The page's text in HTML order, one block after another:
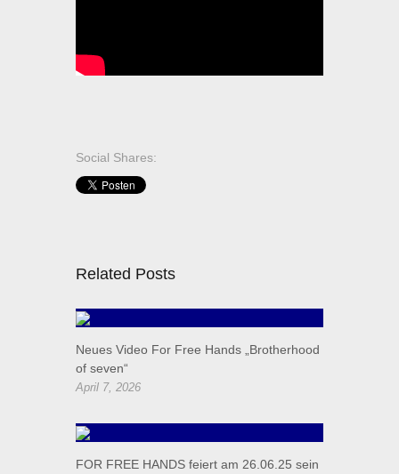
Social Shares:
Related Posts
Neues Video For Free Hands „Brotherhood
of seven“
April 7, 2026
FOR FREE HANDS feiert am 26.06.25 sein